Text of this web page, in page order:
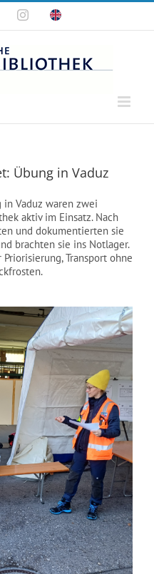
FacebookInstagram
Click
Übung in Vaduz
Vaduz waren zwei
aktiv im Einsatz. Nach
und dokumentierten sie
brachten sie ins Notlager.
Transport ohne